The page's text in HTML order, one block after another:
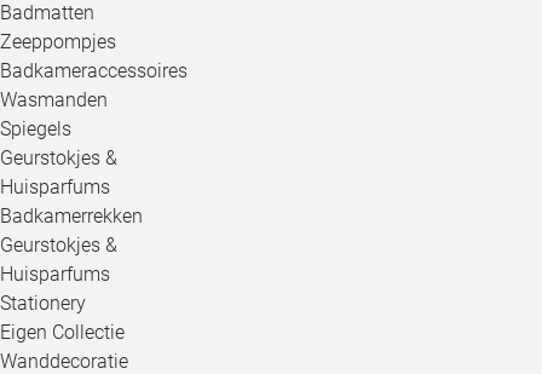
Badmatten
Zeeppompjes
Badkameraccessoires
Wasmanden
Spiegels
Geurstokjes &
Huisparfums
Badkamerrekken
Geurstokjes &
Huisparfums
Stationery
Eigen Collectie
Wanddecoratie